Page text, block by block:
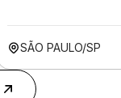
SÃO PAULO/SP